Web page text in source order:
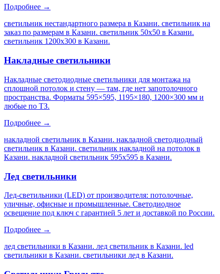
Подробнее →
светильник нестандартного размера в Казани. светильник на
заказ по размерам в Казани. светильник 50х50 в Казани.
светильник 1200х300 в Казани.
Накладные светильники
Накладные светодиодные светильники для монтажа на
сплошной потолок и стену — там, где нет запотолочного
пространства. Форматы 595×595, 1195×180, 1200×300 мм и
любые по ТЗ.
Подробнее →
накладной светильник в Казани. накладной светодиодный
светильник в Казани. светильник накладной на потолок в
Казани. накладной светильник 595х595 в Казани.
Лед светильники
Лед-светильники (LED) от производителя: потолочные,
уличные, офисные и промышленные. Светодиодное
освещение под ключ с гарантией 5 лет и доставкой по России.
Подробнее →
лед светильники в Казани. лед светильник в Казани. led
светильники в Казани. светильники лед в Казани.